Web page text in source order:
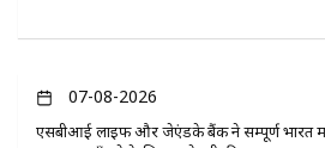
07-08-2026
एसबीआई लाइफ और जेएंडके बैंक ने सम्पूर्ण भारत में